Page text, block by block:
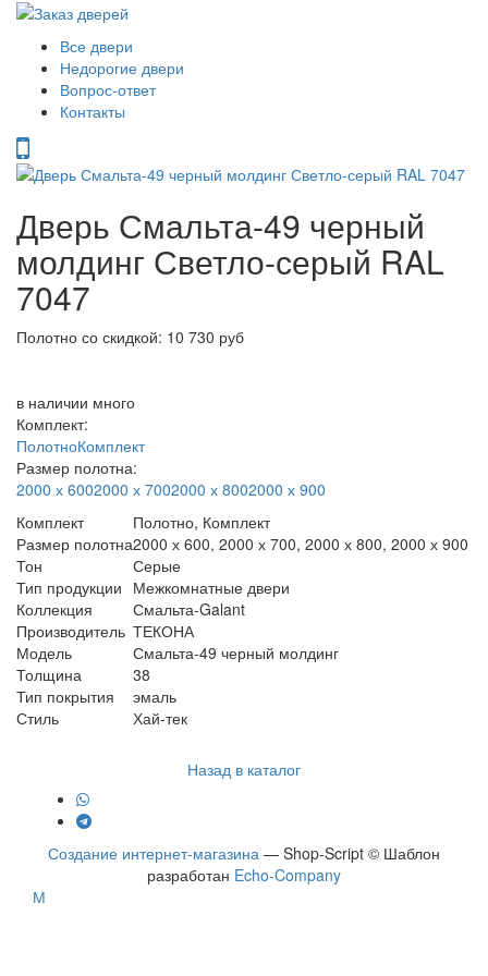
Все двери
Недорогие двери
Вопрос-ответ
Контакты
Дверь Смальта-49 черный
молдинг Светло-серый RAL
7047
Полотно со скидкой: 10 730 руб
в наличии много
Комплект:
ПолотноКомплект
Размер полотна:
2000 х 6002000 х 7002000 х 8002000 х 900
Комплект
Полотно, Комплект
Размер полотна2000 х 600, 2000 х 700, 2000 х 800, 2000 х 900
Тон
Серые
Тип продукции Межкомнатные двери
Коллекция
Смальта-Galant
Производитель ТЕКОНА
Модель
Смальта-49 черный молдинг
Толщина
38
Тип покрытия
эмаль
Стиль
Хай-тек
Назад в каталог
Создание интернет-магазина — Shop-Script © Шаблон
разработан Echo-Company